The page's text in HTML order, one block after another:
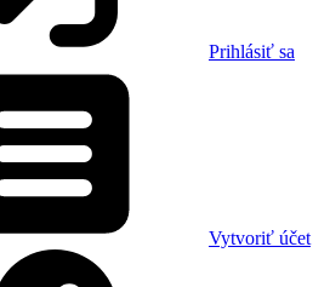
Prihlásiť sa
Vytvoriť účet